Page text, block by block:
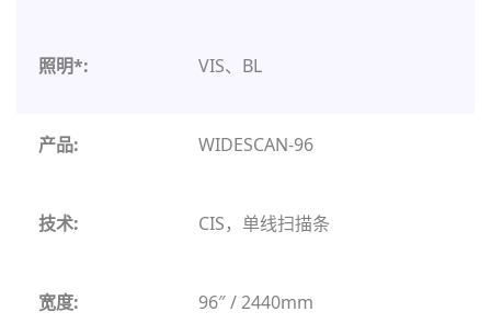
VIS、BL
WIDESCAN-96
CIS，单线扫描条
96″ / 2440mm